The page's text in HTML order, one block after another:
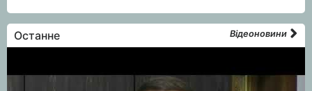
Останне Відеоновини